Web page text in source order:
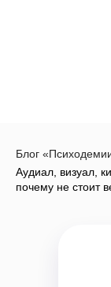
Блог
Аудиал, визуал,
почему не стоит